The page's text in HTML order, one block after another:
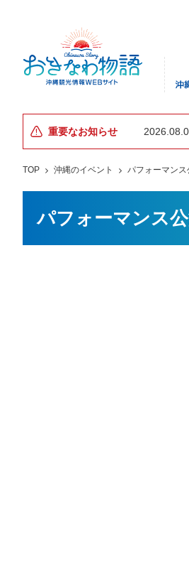
重要なお知らせ
TOP 沖縄のイベント パフォーマン
パフォーマンス